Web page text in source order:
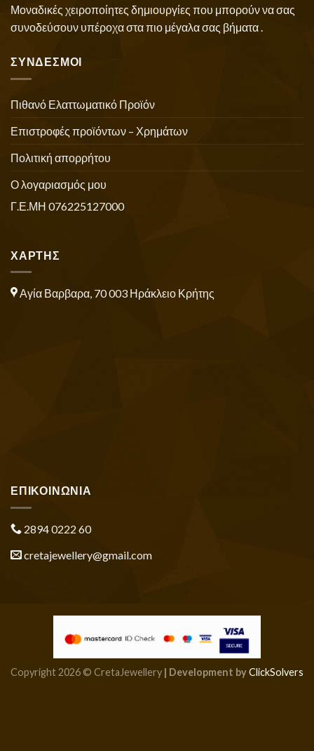
Μοναδικές χειροποίητες δημιουργίες που μπορούν να σας
συνοδεύσουν υπέροχα στα πιο μέγαλα σας βήματα .
ΣΥΝΔΕΣΜΟΙ
Πιθανό Ελαττωματικό Προϊόν
Επιστροφές προϊόντων – Χρημάτων
Πολιτική απορρήτου
Ο λογαριασμός μου
Γ.Ε.ΜΗ 076225127000
ΧΑΡΤΗΣ
Αγία Βαρβαρα, 70 003 Ηράκλειο Κρήτης
ΕΠΙΚΟΙΝΩΝΙΑ
2894 0222 60
cretajewellery@gmail.com
Copyright 2026 © CretaJewellery | Development byClickSolvers